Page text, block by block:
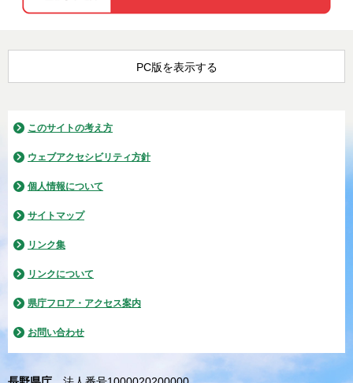
PC版を表示する
このサイトの考え方
ウェブアクセシビリティ方針
個人情報について
サイトマップ
リンク集
リンクについて
県庁フロア・アクセス案内
お問い合わせ